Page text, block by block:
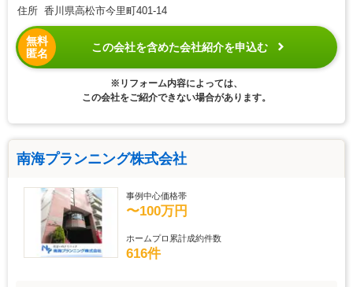
住所 香川県高松市今里町401-14
無料
匿名
この会社を含めた会社紹介を申込む
※リフォーム内容によっては、
この会社をご紹介できない場合があります。
南海プランニング株式会社
事例中心価格帯
〜100万円
ホームプロ累計成約件数
616件